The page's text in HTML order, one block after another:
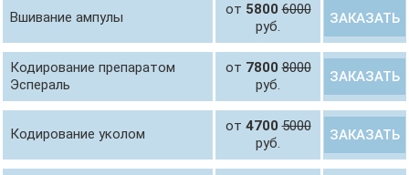
Вшивание ампулы от 58006000
руб.
ЗАКАЗАТЬ
Кодирование препаратом
Эспераль
от 78008000
руб.
ЗАКАЗАТЬ
Кодирование уколом от 47005000
руб.
ЗАКАЗАТЬ